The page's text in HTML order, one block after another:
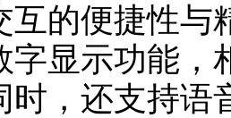
互的便捷性与
字显示功能，
时，还支持语